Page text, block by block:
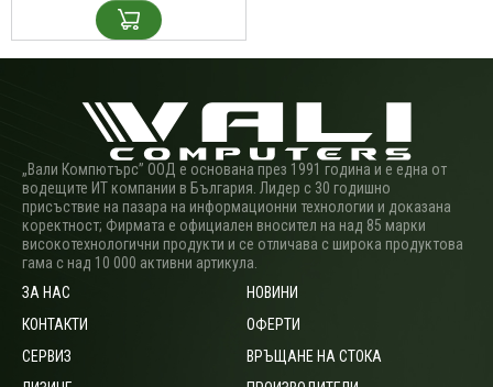
„Вали Компютърс” ООД е основана през 1991 година и е една от
водещите ИТ компании в България. Лидер с 30 годишно
присъствие на пазара на информационни технологии и доказана
коректност; Фирмата е официален вносител на над 85 марки
високотехнологични продукти и се отличава с широка продуктова
гама с над 10 000 активни артикула.
ЗА НАС
КОНТАКТИ
СЕРВИЗ
НОВИНИ
ОФЕРТИ
ВРЪЩАНЕ НА СТОКА